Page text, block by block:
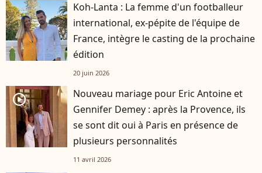
Koh-Lanta : La femme d'un footballeur
international, ex-pépite de l'équipe de
France, intègre le casting de la prochaine
édition
20 juin 2026
player2
Nouveau mariage pour Eric Antoine et
Gennifer Demey : après la Provence, ils
se sont dit oui à Paris en présence de
plusieurs personnalités
11 avril 2026